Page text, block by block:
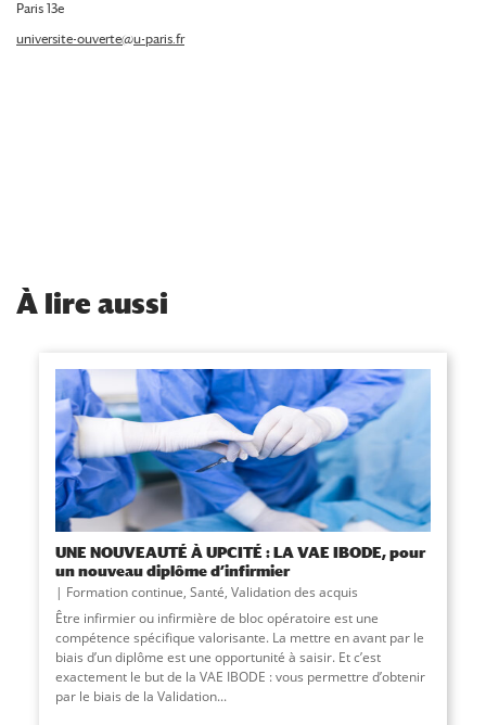
Paris 13e
universite-ouverte@u-paris.fr
À lire aussi
UNE NOUVEAUTÉ À UPCITÉ : LA VAE IBODE, pour
un nouveau diplôme d’infirmier
Formation continue, Santé, Validation des acquis
​Être infirmier ou infirmière de bloc opératoire est une
compétence spécifique valorisante. La mettre en avant par le
biais d’un diplôme est une opportunité à saisir. Et c’est
exactement le but de la VAE IBODE : vous permettre d’obtenir
par le biais de la Validation...